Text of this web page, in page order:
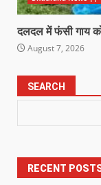
दलदल में फंसी गाय
August 7, 2026
SEARCH
RECENT